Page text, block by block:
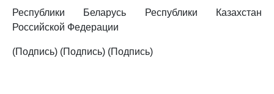
Республики Беларусь Республики Казахстан
Российской Федерации
(Подпись) (Подпись) (Подпись)